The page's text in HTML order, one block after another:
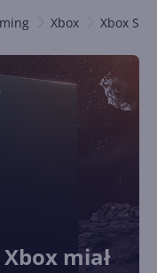
Xbox Xbox
miał